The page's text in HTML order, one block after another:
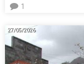
1
27/05/2026